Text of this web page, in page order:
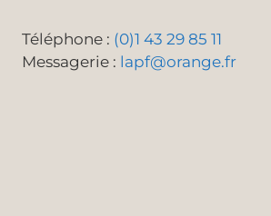
Téléphone : (0)1 43 29 85 11
Messagerie : lapf@orange.fr